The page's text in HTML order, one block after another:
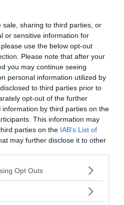
sale, sharing to third parties, or
or sensitive information for
use the below opt-out
Please note that after your
you may continue seeing
personal information utilized by
to third parties prior to
opt-out of the further
by third parties on the
This information may
parties on the IAB’s List of
may further disclose it to other
app uses one or more Google
behaviour. You may click to
Opt Outs
nyhets-mail